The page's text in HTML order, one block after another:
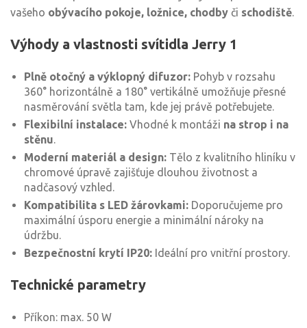
vašeho obývacího pokoje, ložnice, chodby či schodiště.
Výhody a vlastnosti svítidla Jerry 1
Plně otočný a výklopný difuzor: Pohyb v rozsahu
360° horizontálně a 180° vertikálně umožňuje přesné
nasměrování světla tam, kde jej právě potřebujete.
Flexibilní instalace: Vhodné k montáži na strop i na
stěnu.
Moderní materiál a design: Tělo z kvalitního hliníku v
chromové úpravě zajišťuje dlouhou životnost a
nadčasový vzhled.
Kompatibilita s LED žárovkami: Doporučujeme pro
maximální úsporu energie a minimální nároky na
údržbu.
Bezpečnostní krytí IP20: Ideální pro vnitřní prostory.
Technické parametry
Příkon: max. 50 W